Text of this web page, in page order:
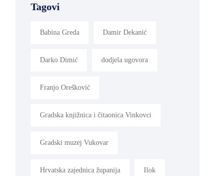
Tagovi
Babina Greda Damir Dekanić
Darko Dimić dodjela ugovora
Franjo Orešković
Gradska knjižnica i čitaonica Vinkovci
Gradski muzej Vukovar
Hrvatska zajednica županija Ilok